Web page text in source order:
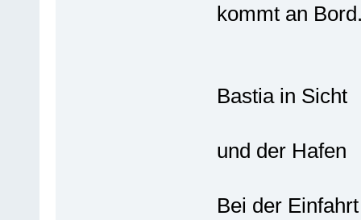
kommt an
Bastia in Sicht
und der Hafen
Bei der